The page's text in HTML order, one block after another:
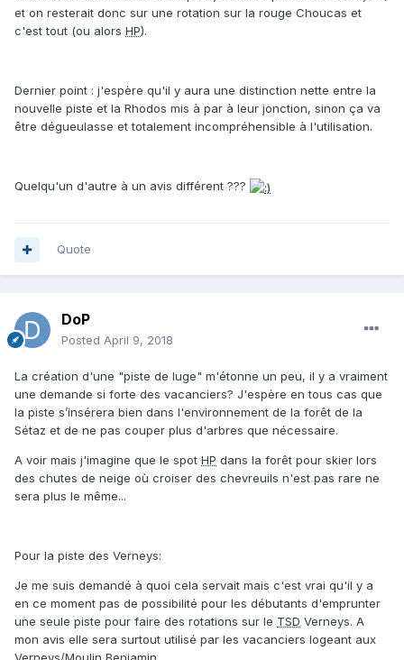
et on resterait donc sur une rotation sur la rouge Choucas et
c'est tout (ou alors HP).
Dernier point : j'espère qu'il y aura une distinction nette entre la
nouvelle piste et la Rhodos mis à par à leur jonction, sinon ça va
être dégueulasse et totalement incompréhensible à l'utilisation.
Quelqu'un d'autre à un avis différent ???
Quote
DoP
Posted April 9, 2018
La création d'une "piste de luge" m'étonne un peu, il y a vraiment
une demande si forte des vacanciers? J'espère en tous cas que
la piste s’insérera bien dans l'environnement de la forêt de la
Sétaz et de ne pas couper plus d'arbres que nécessaire.
A voir mais j'imagine que le spot HP dans la forêt pour skier lors
des chutes de neige où croiser des chevreuils n'est pas rare ne
sera plus le même...
Pour la piste des Verneys:
Je me suis demandé à quoi cela servait mais c'est vrai qu'il y a
en ce moment pas de possibilité pour les débutants d'emprunter
une seule piste pour faire des rotations sur le TSD Verneys. A
mon avis elle sera surtout utilisé par les vacanciers logeant aux